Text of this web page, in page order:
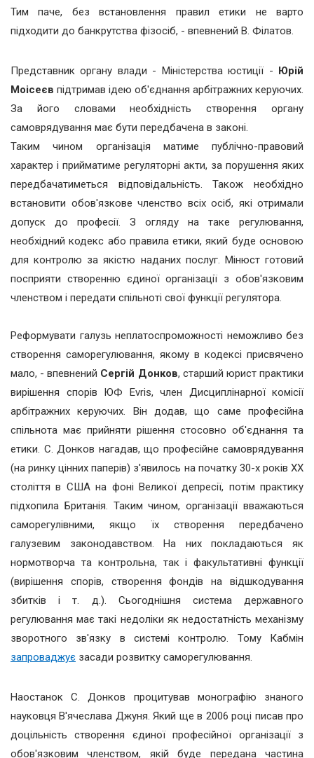
Тим паче, без встановлення правил етики не варто
підходити до банкрутства фізосіб, - впевнений В. Філатов.
Представник органу влади - Міністерства юстиції - Юрій
Моісеєв підтримав ідею об'єднання арбітражних керуючих.
За його словами необхідність створення органу
самоврядування має бути передбачена в законі.
Таким чином організація матиме публічно-правовий
характер і прийматиме регуляторні акти, за порушення яких
передбачатиметься відповідальність. Також необхідно
встановити обов'язкове членство всіх осіб, які отримали
допуск до професії. З огляду на таке регулювання,
необхідний кодекс або правила етики, який буде основою
для контролю за якістю наданих послуг. Мінюст готовий
посприяти створенню єдиної організації з обов'язковим
членством і передати спільноті свої функції регулятора.
Реформувати галузь неплатоспроможності неможливо без
створення саморегулювання, якому в кодексі присвячено
мало, - впевнений Сергій Донков, старший юрист практики
вирішення спорів ЮФ Evris, член Дисциплінарної комісії
арбітражних керуючих. Він додав, що саме професійна
спільнота має прийняти рішення стосовно об'єднання та
етики. С. Донков нагадав, що професійне самоврядування
(на ринку цінних паперів) з'явилось на початку 30-х років ХХ
століття в США на фоні Великої депресії, потім практику
підхопила Британія. Таким чином, організації вважаються
саморегулівними, якщо їх створення передбачено
галузевим законодавством. На них покладаються як
нормотворча та контрольна, так і факультативні функції
(вирішення спорів, створення фондів на відшкодування
збитків і т. д.). Сьогоднішня система державного
регулювання має такі недоліки як недостатність механізму
зворотного зв'язку в системі контролю. Тому Кабмін
запроваджує засади розвитку саморегулювання.
Наостанок С. Донков процитував монографію знаного
науковця В'ячеслава Джуня. Який ще в 2006 році писав про
доцільність створення єдиної професійної організації з
обов'язковим членством, якій буде передана частина